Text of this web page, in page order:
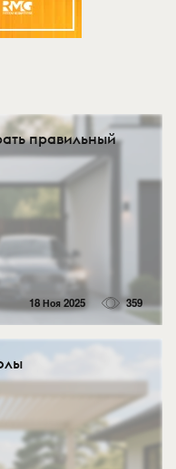
правильный
18 Ноя 2025 359